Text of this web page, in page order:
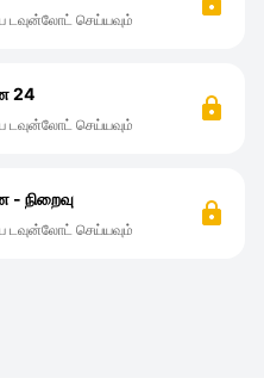
டவுன்லோட் செய்யவும்
24
டவுன்லோட் செய்யவும்
நிறைவு
டவுன்லோட் செய்யவும்